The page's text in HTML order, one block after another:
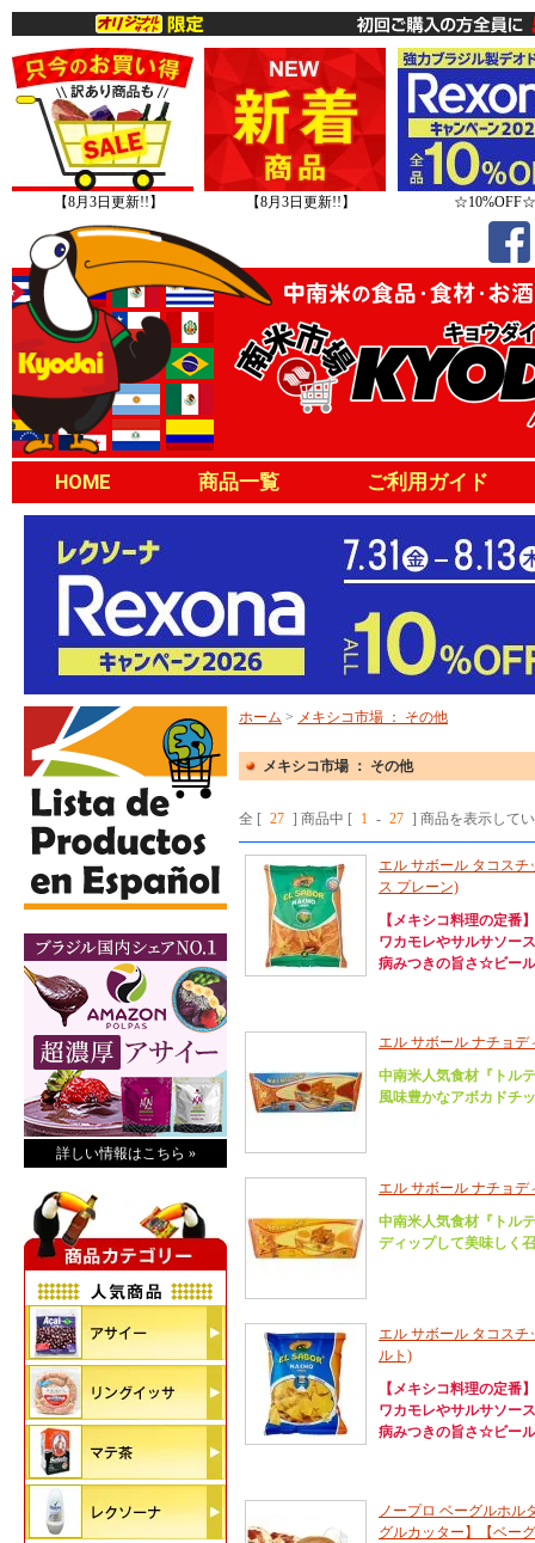
【8月3日更新!!】 【8月3日更新!!】 ☆10%OFF☆
HOME 商品一覧 ご利用ガイド
詳しい情報はこちら »
ホーム > メキシコ市場 ： その他
メキシコ市場 ： その他
全 [ 27 ] 商品中 [ 1 - 27 ] 商品を表示して
エル サボール タコスチ
ス プレーン)
【メキシコ料理の定番】
ワカモレやサルサソー
病みつきの旨さ☆ビー
エル サボール ナチョデ
中南米人気食材『トル
風味豊かなアボカドチ
エル サボール ナチョデ
中南米人気食材『トル
ディップして美味しく
エル サボール タコスチ
ルト)
【メキシコ料理の定番】
ワカモレやサルサソー
病みつきの旨さ☆ビー
ノープロ ベーグルホル
グルカッター】【ベー